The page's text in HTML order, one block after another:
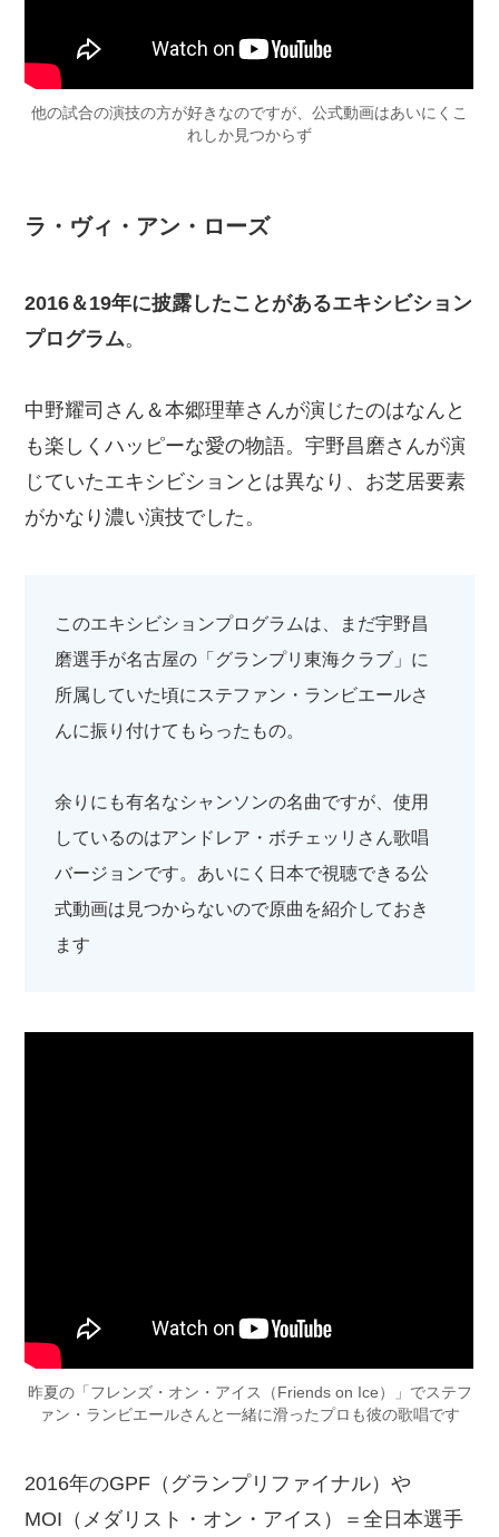
他の試合の演技の方が好きなのですが、公式動画はあいにくこ
れしか見つからず
ラ・ヴィ・アン・ローズ
2016＆19年に披露したことがあるエキシビション
プログラム。
中野耀司さん＆本郷理華さんが演じたのはなんと
も楽しくハッピーな愛の物語。宇野昌磨さんが演
じていたエキシビションとは異なり、お芝居要素
がかなり濃い演技でした。
このエキシビションプログラムは、まだ宇野昌
磨選手が名古屋の「グランプリ東海クラブ」に
所属していた頃にステファン・ランビエールさ
んに振り付けてもらったもの。
余りにも有名なシャンソンの名曲ですが、使用
しているのはアンドレア・ボチェッリさん歌唱
バージョンです。あいにく日本で視聴できる公
式動画は見つからないので原曲を紹介しておき
ます
昨夏の「フレンズ・オン・アイス（Friends on Ice）」でステフ
ァン・ランビエールさんと一緒に滑ったプロも彼の歌唱です
2016年のGPF（グランプリファイナル）や
MOI（メダリスト・オン・アイス）＝全日本選手